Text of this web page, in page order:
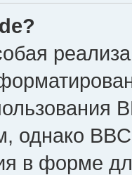
однако
в форме